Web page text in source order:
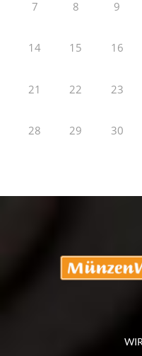
7 8 9
14 15 16
21 22 23
28 29 30